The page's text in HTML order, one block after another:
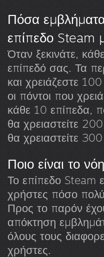
Πόσα
επίπεδο Steam
Όταν ξεκινάτε,
επίπεδό σας. Τα
και χρειάζεστε
οι πόντοι που
κάθε 10 επίπεδα,
θα χρειαστείτε
θα χρειαστείτε
Ποιο είναι το
Το επίπεδο Steam
χρήστες πόσο
Προς το παρόν
απόκτηση
όλους τους
χρήστες.